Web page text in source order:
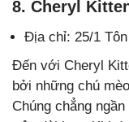
8. Cheryl
Địa chỉ: 25/1
Đến với Cheryl
bởi những chú
Chúng chẳng